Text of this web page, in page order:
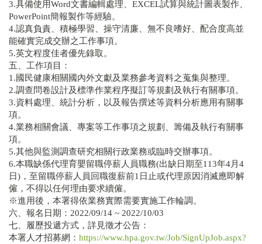
3.具備使用Word文書編輯處理、EXCEL試算與統計圖表製作、
PowerPoint簡報製作等經驗。
4.認真負責、積極學習、操守清廉、無不良嗜好、配合度高並
能確實完成交辦之工作事項。
5.英文程度佳者優先錄取。
五、工作項目：
1.國民健康相關國內外文獻及業務參考資料之蒐集與整理。
2.調查問卷設計及標準作業程序擬訂等規劃及執行有關事項。
3.資料處理、統計分析，以及報告撰述等資料分析應用有關事
項。
4.業務相關會議、專案等工作事項之規劃、籌備及執行有關事
項。
5.其他與監測調查研究相關行政業務或臨時交辦事項。
6.本職缺係代理育嬰留職停薪人員職務(出缺日期至113年4月4
日)，至留職停薪人員回職復薪前1日止或代理原因消滅應即解
僱，不得以任何理由要求續僱。
※進用後，本署得依業務實際需要實施工作輪調。
六、報名日期：2022/09/14 ~ 2022/10/03
七、履歷投遞方式，詳見徵才公告：
本署人才招募網： https://www.hpa.gov.tw/Job/SignUpJob.aspx?